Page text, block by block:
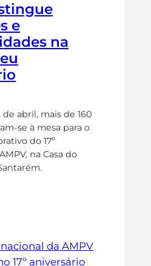
e
na
abril, mais de 160
se à mesa para o
do 17º
na Casa do